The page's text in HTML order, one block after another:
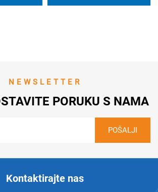
NEWSLETTER
PORUKU S NAMA
Kontaktirajte nas